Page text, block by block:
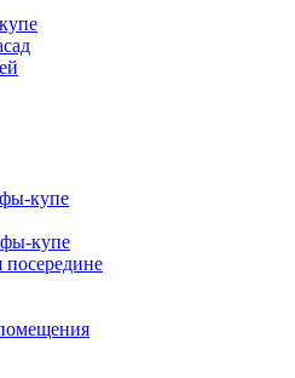
купе
купе
посередине